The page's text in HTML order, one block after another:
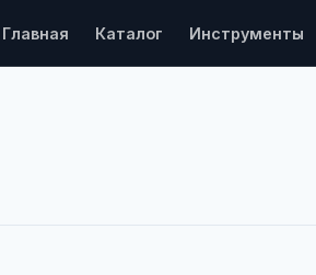
Главная Каталог Инструменты